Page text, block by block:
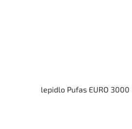
lepidlo Pufas EURO